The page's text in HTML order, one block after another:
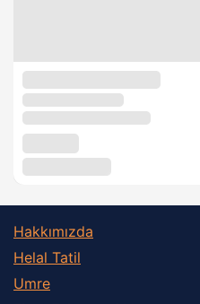
Hakkımızda
Helal Tatil
Umre